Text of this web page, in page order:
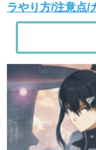
ラやり方/注意点/